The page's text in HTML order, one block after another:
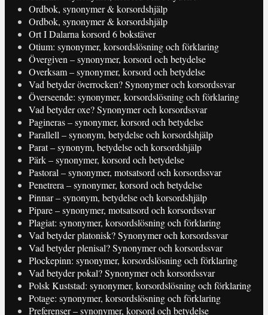
Ordbok, synonymer & korsordshjälp
Ordbok, synonymer & korsordshjälp
Ort I Dalarna korsord 6 bokstäver
Otium: synonymer, korsordslösning och förklaring
Övergiven – synonymer, korsord och betydelse
Overksam – synonymer, korsord och betydelse
Vad betyder överrocken? Synonymer och korsordssvar
Överseende: synonymer, korsordslösning och förklaring
Vad betyder oxe? Synonymer och korsordssvar
Pagineras – synonymer, korsord och betydelse
Parallell – synonym, betydelse och korsordshjälp
Parat – synonym, betydelse och korsordshjälp
Pärk – synonymer, korsord och betydelse
Pastoral – synonymer, motsatsord och korsordssvar
Penetrera – synonymer, korsord och betydelse
Pinnar – synonym, betydelse och korsordshjälp
Pipare – synonymer, motsatsord och korsordssvar
Plagiat: synonymer, korsordslösning och förklaring
Vad betyder platonisk? Synonymer och korsordssvar
Vad betyder plenisal? Synonymer och korsordssvar
Plockepinn: synonymer, korsordslösning och förklaring
Vad betyder pokal? Synonymer och korsordssvar
Polsk Kuststad: synonymer, korsordslösning och förklaring
Potage: synonymer, korsordslösning och förklaring
Preferenser – synonymer, korsord och betydelse